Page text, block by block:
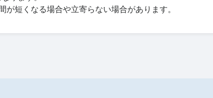
短くなる場合や立寄らない場合があります。